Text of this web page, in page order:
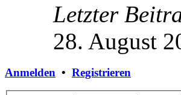
Letzter
28. August
Anmelden • Registrieren